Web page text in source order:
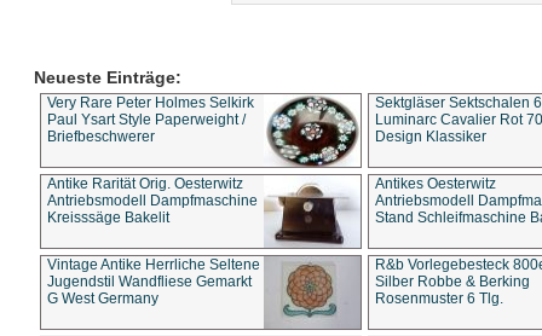
Neueste Einträge:
Very Rare Peter Holmes Selkirk
Paul Ysart Style Paperweight /
Briefbeschwerer
Sektgläser Sektschalen
Luminarc Cavalier Rot
Design Klassiker
Antike Rarität Orig. Oesterwitz
Antriebsmodell Dampfmaschine
Kreisssäge Bakelit
Antikes Oesterwitz
Antriebsmodell
Stand Schleifmaschine
Vintage Antike Herrliche Seltene
Jugendstil Wandfliese Gemarkt
G West Germany
R&b Vorlegebesteck
Silber Robbe & Berking
Rosenmuster 6 Tlg.